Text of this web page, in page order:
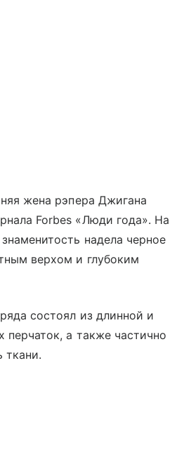
жена рэпера Джигана
Forbes «Люди года». На
надела черное
верхом и глубоким
состоял из длинной и
перчаток, а также частично
ткани.